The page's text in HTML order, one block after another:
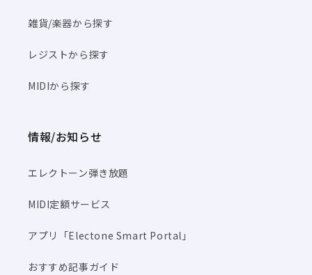
雑貨/楽器から探す
レジストから探す
MIDIから探す
情報/お知らせ
エレクトーン弾き放題
MIDI定額サービス
アプリ「Electone Smart Portal」
おすすめ記事ガイド